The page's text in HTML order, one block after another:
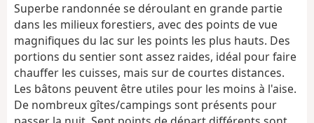
a
t
n
Superbe randonnée se déroulant en grande partie
dans les milieux forestiers, avec des points de vue
magnifiques du lac sur les points les plus hauts. Des
portions du sentier sont assez raides, idéal pour faire
chauffer les cuisses, mais sur de courtes distances.
Les bâtons peuvent être utiles pour les moins à l'aise.
De nombreux gîtes/campings sont présents pour